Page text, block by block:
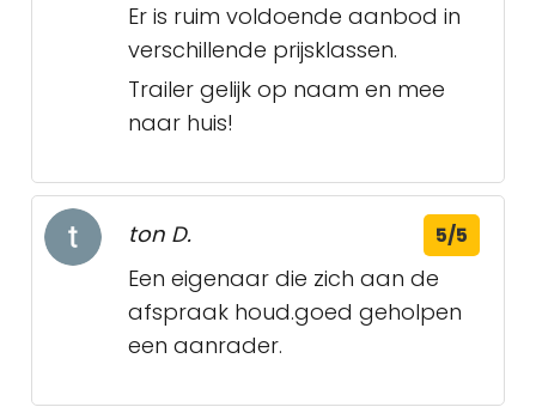
Er is ruim voldoende aanbod in
verschillende prijsklassen.
Trailer gelijk op naam en mee
naar huis!
ton D. 5/5
Een eigenaar die zich aan de
afspraak houd.goed geholpen
een aanrader.